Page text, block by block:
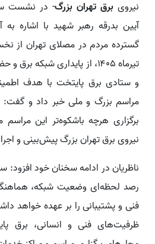
نیروی برق تهران بزرگ- در نشست
آیین بدرقه رهبر شهید با اشاره
تیرماه ۱۴۰۵، از پایداری شبکه
و ستادی برق پایتخت با هدف
مراسم بزرگ و ملی خبر داد و گفت:
برگزاری هرچه باشکوه‌تر این
نیروی برق تهران بزرگ پیش‌بینی و
ناظریان در ادامه سخنان خود افزود:
رصد لحظه‌ای وضعیت شبکه،
فنی و پشتیبانی را بر عهده خواهد
ظرفیت‌های فنی و انسانی، برق